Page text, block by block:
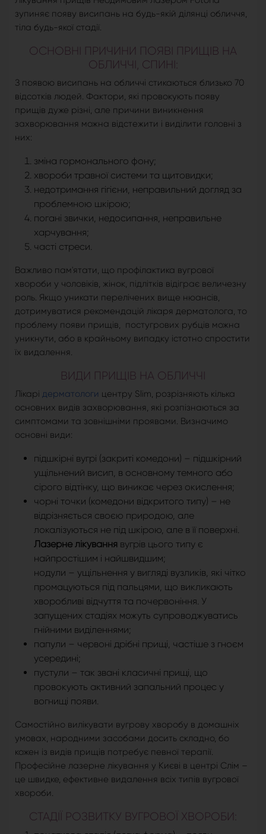
зупиняє появу висипань на будь-якій ділянці обличчя,
тіла будь-якої стадії.
ОСНОВНІ ПРИЧИНИ ПОЯВІ ПРИЩІВ НА
ОБЛИЧЧІ, СПИНІ:
З появою висипань на обличчі стикаються близько 70
відсотків людей. Фактори, які провокують появу
прищів дуже різні, але причини виникнення
захворювання можна відстежити і виділити головні з
них:
зміна гормонального фону;
хвороби травної системи та щитовидки;
недотримання гігієни, неправильний догляд за
проблемною шкірою;
погані звички, недосипання, неправильне
харчування;
часті стреси.
Важливо пам'ятати, що профілактика вугрової
хвороби у чоловіків, жінок, підлітків відіграє величезну
роль. Якщо уникати перелічених вище нюансів,
дотримуватися рекомендацій лікаря дерматолога, то
проблему появи прищів, постугрових рубців можна
уникнути, або в крайньому випадку істотно спростити
їх видалення.
ВИДИ ПРИЩІВ НА ОБЛИЧЧІ
Лікарі дерматологи центру Slim, розрізняють кілька
основних видів захворювання, які розпізнаються за
симптомами та зовнішніми проявами. Визначимо
основні види:
підшкірні вугрі (закриті комедони) – підшкірний
ущільнений висип, в основному темного або
сірого відтінку, що виникає через окислення;
чорні точки (комедони відкритого типу) – не
відрізняється своєю природою, але
локалізуються не під шкірою, але в її поверхні.
Лазерне лікування вугрів цього типу є
найпростішим і найшвидшим;
нодули – ущільнення у вигляді вузликів, які чітко
промацуються під пальцями, що викликають
хворобливі відчуття та почервоніння. У
запущених стадіях можуть супроводжуватись
гнійними виділеннями;
папули – червоні дрібні прищі, частіше з гноєм
усередині;
пустули – так звані класичні прищі, що
провокують активний запальний процес у
вогнищі появи.
Самостійно вилікувати вугрову хворобу в домашніх
умовах, народними засобами досить складно, бо
кожен із видів прищів потребує певної терапії.
Професійне лазерне лікування у Києві в центрі Слім –
це швидке, ефективне видалення всіх типів вугрової
хвороби.
СТАДІЇ РОЗВИТКУ ВУГРОВОЇ ХВОРОБИ: